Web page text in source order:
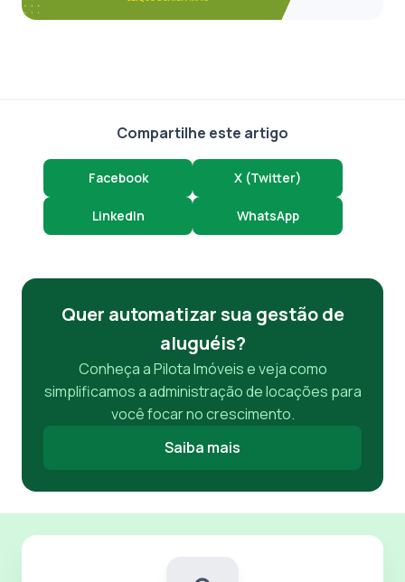
Compartilhe este artigo
Facebook X (Twitter)
LinkedIn WhatsApp
Quer automatizar sua gestão de
aluguéis?
Conheça a Pilota Imóveis e veja como
simplificamos a administração de locações para
você focar no crescimento.
Saiba mais